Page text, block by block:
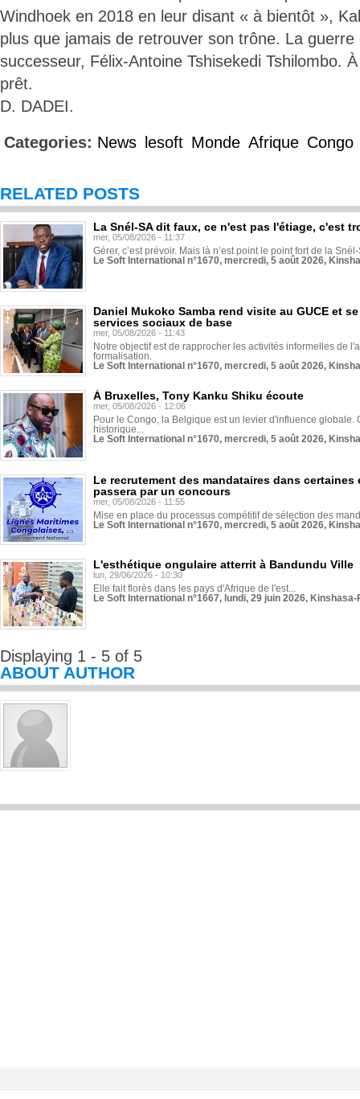
Windhoek en 2018 en leur disant « à bientôt »,
plus que jamais de retrouver son trône. La
successeur, Félix-Antoine Tshisekedi Tshilombo.
prêt.
D. DADEI.
Categories: News lesoft Monde Afrique Congo
RELATED POSTS
La Snél-SA dit faux, ce n'est pas l'étiage, c'est
mer, 05/08/2026 - 11:37
Gérer, c’est prévoir. Mais là n’est point le point fort de la
Le Soft International n°1670, mercredi, 5 août 2026,
Daniel Mukoko Samba rend visite au GUCE et
services sociaux de base
mer, 05/08/2026 - 11:43
Notre objectif est de rapprocher les activités informelles de
formalisation.
Le Soft International n°1670, mercredi, 5 août 2026,
À Bruxelles, Tony Kanku Shiku écoute
mer, 05/08/2026 - 12:06
Pour le Congo, la Belgique est un levier d'influence globale.
historique...
Le Soft International n°1670, mercredi, 5 août 2026,
Le recrutement des mandataires dans
passera par un concours
mer, 05/08/2026 - 11:55
Mise en place du processus compétitif de sélection des
Le Soft International n°1670, mercredi, 5 août 2026,
L'esthétique ongulaire atterrit à Bandundu Ville
lun, 29/06/2026 - 10:30
Elle fait florès dans les pays d'Afrique de l'est...
Le Soft International n°1667, lundi, 29 juin 2026,
Displaying 1 - 5 of 5
ABOUT AUTHOR